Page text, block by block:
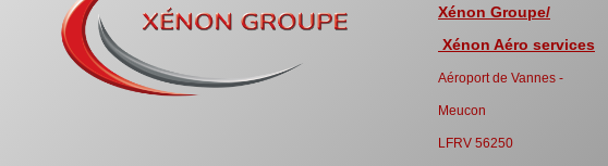
Xénon Groupe/
Xénon Aéro services
Aéroport de Vannes -
Meucon
LFRV 56250